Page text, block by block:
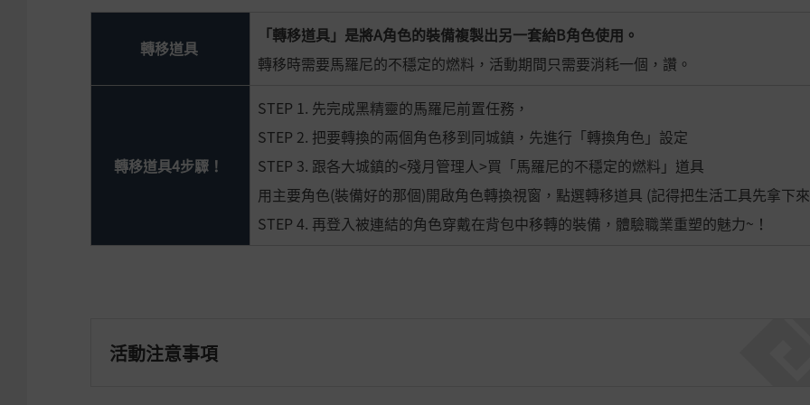
轉移道具
「轉移道具」是將A角色的裝備複製出另一套給B角色使用。
轉移時需要馬羅尼的不穩定的燃料，活動期間只需要消耗一個，讚。
轉移道具4步驟！
STEP 1. 先完成黑精靈的馬羅尼前置任務，
STEP 2. 把要轉換的兩個角色移到同城鎮，先進行「轉換角色」設定
STEP 3. 跟各大城鎮的<殘月管理人>買「馬羅尼的不穩定的燃料」道具
用主要角色(裝備好的那個)開啟角色轉換視窗，點選轉移道具 (記得把生活工具先拿下
STEP 4. 再登入被連結的角色穿戴在背包中移轉的裝備，體驗職業重塑的魅力~！
活動注意事項